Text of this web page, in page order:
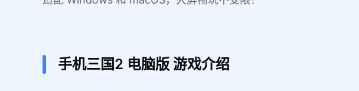
手机三国2 电脑版 游戏介绍